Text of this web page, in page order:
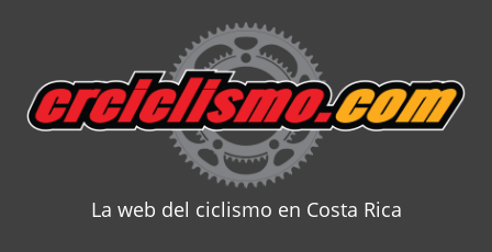
content
La web del ciclismo en Costa Rica